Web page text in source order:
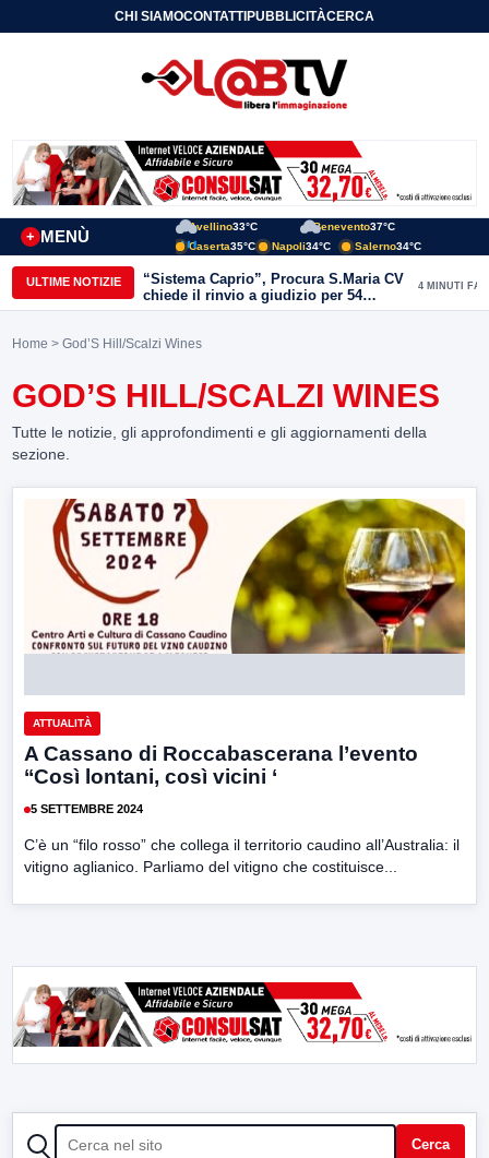
CHI SIAMOCONTATTIPUBBLICITÀCERCA
MENÙ
+
Avellino33°C Benevento37°C
Caserta35°C Napoli34°C Salerno34°C
ULTIME NOTIZIE
“Sistema Caprio”, Procura S.Maria CV
chiede il rinvio a giudizio per 54
persone
4 MINUTI FA
Home > God’S Hill/Scalzi Wines
GOD’S HILL/SCALZI WINES
Tutte le notizie, gli approfondimenti e gli aggiornamenti della
sezione.
ATTUALITÀ
A Cassano di Roccabascerana l’evento
‘‘Così lontani, così vicini ‘
5 SETTEMBRE 2024
C’è un “filo rosso” che collega il territorio caudino all’Australia: il
vitigno aglianico. Parliamo del vitigno che costituisce...
CERCA Cerca